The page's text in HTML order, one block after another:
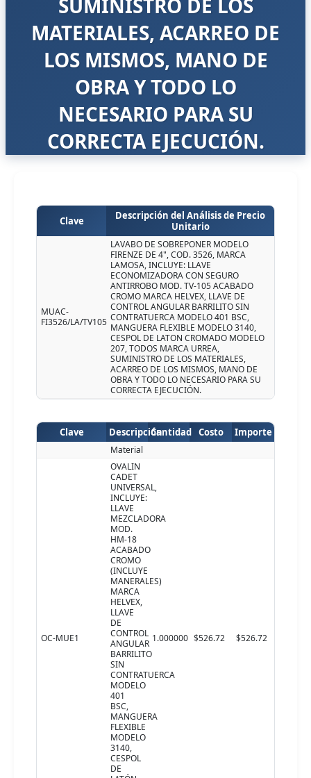
SUMINISTRO DE LOS
MATERIALES, ACARREO DE
LOS MISMOS, MANO DE
OBRA Y TODO LO
NECESARIO PARA SU
CORRECTA EJECUCIÓN.
Clave
Descripción del Análisis de Precio
Unitario
MUAC-
FI3526/LA/TV105
LAVABO DE SOBREPONER MODELO
FIRENZE DE 4", COD. 3526, MARCA
LAMOSA, INCLUYE: LLAVE
ECONOMIZADORA CON SEGURO
ANTIRROBO MOD. TV-105 ACABADO
CROMO MARCA HELVEX, LLAVE DE
CONTROL ANGULAR BARRILITO SIN
CONTRATUERCA MODELO 401 BSC,
MANGUERA FLEXIBLE MODELO 3140,
CESPOL DE LATON CROMADO MODELO
207, TODOS MARCA URREA,
SUMINISTRO DE LOS MATERIALES,
ACARREO DE LOS MISMOS, MANO DE
OBRA Y TODO LO NECESARIO PARA SU
CORRECTA EJECUCIÓN.
Clave DescripciónCantidad Costo Importe
Material
OC-MUE1
OVALIN
CADET
UNIVERSAL,
INCLUYE:
LLAVE
MEZCLADORA
MOD.
HM-18
ACABADO
CROMO
(INCLUYE
MANERALES)
MARCA
HELVEX,
LLAVE
DE
CONTROL
ANGULAR
BARRILITO
SIN
CONTRATUERCA
MODELO
401
BSC,
MANGUERA
FLEXIBLE
MODELO
3140,
CESPOL
DE
1.000000 $526.72 $526.72